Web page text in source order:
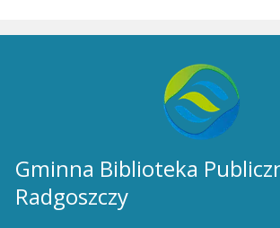
Gminna Biblioteka
Radgoszczy